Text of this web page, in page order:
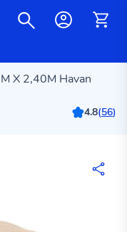
X 2,40M Havan
4.8(56)